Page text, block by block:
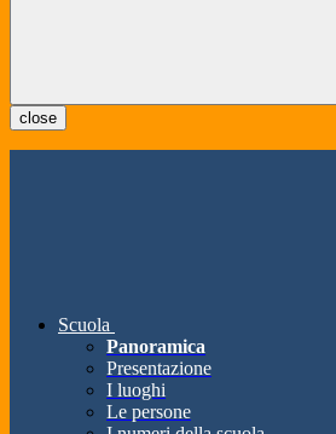
close
Scuola
Panoramica
Presentazione
I luoghi
Le persone